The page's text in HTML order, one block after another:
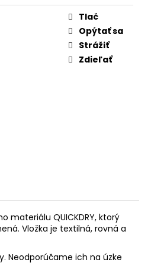
Tlač
Opýtať sa
Strážiť
Zdieľať
materiálu QUICKDRY, ktorý
Vložka je textilná, rovná a
Neodporúčame ich na úzke